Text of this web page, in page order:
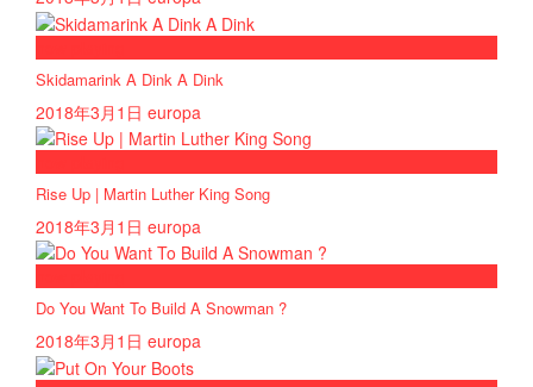
Skidamarink A Dink A Dink
2018年3月1日 europa
Rise Up | Martin Luther King Song
2018年3月1日 europa
Do You Want To Build A Snowman ?
2018年3月1日 europa